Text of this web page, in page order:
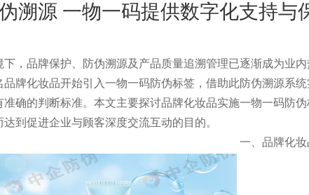
溯源 一物一码提供数字化支持与
，品牌保护、防伪溯源及产品质量追溯管理已逐渐成为业
牌化妆品开始引入一物一码防伪标签，借助此防伪溯源系
确的判断标准。本文主要探讨品牌化妆品实施一物一码防
到促进企业与顾客深度交流互动的目的。
一、品牌化